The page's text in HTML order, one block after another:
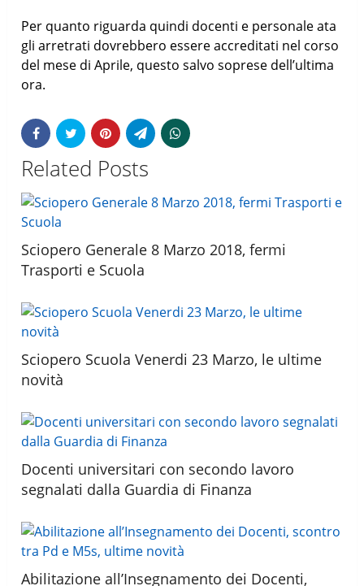
Per quanto riguarda quindi docenti e personale ata
gli arretrati dovrebbero essere accreditati nel corso
del mese di Aprile, questo salvo soprese dell’ultima
ora.
Related Posts
Sciopero Generale 8 Marzo 2018, fermi
Trasporti e Scuola
Sciopero Scuola Venerdi 23 Marzo, le ultime
novità
Docenti universitari con secondo lavoro
segnalati dalla Guardia di Finanza
Abilitazione all’Insegnamento dei Docenti,